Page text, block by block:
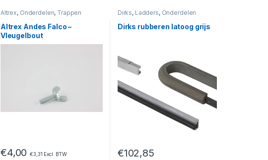
Altrex, Onderdelen, Trappen
Altrex Andes Falco –
Vleugelbout
€4,00 €3,31 Excl. BTW
Dirks, Ladders, Onderdelen
Dirks rubberen latoog grijs
€102,85